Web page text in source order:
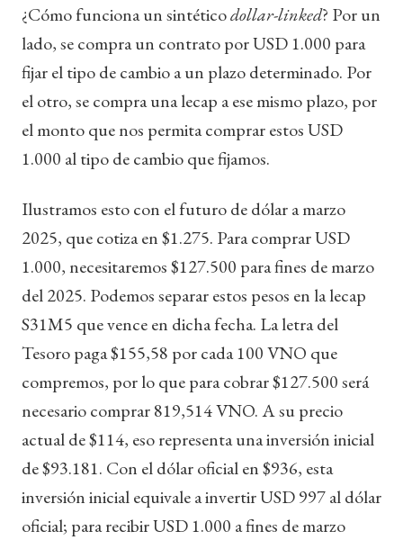
¿Cómo funciona un sintéticodollar-linked? Por un
lado, se compra un contrato por USD 1.000 para
fijar el tipo de cambio a un plazo determinado. Por
el otro, se compra una lecap a ese mismo plazo, por
el monto que nos permita comprar estos USD
1.000 al tipo de cambio que fijamos.
Ilustramos esto con el futuro de dólar a marzo
2025, que cotiza en $1.275. Para comprar USD
1.000, necesitaremos $127.500 para fines de marzo
del 2025. Podemos separar estos pesos en la lecap
S31M5 que vence en dicha fecha. La letra del
Tesoro paga $155,58 por cada 100 VNO que
compremos, por lo que para cobrar $127.500 será
necesario comprar 819,514 VNO. A su precio
actual de $114, eso representa una inversión inicial
de $93.181. Con el dólar oficial en $936, esta
inversión inicial equivale a invertir USD 997 al dólar
oficial; para recibir USD 1.000 a fines de marzo